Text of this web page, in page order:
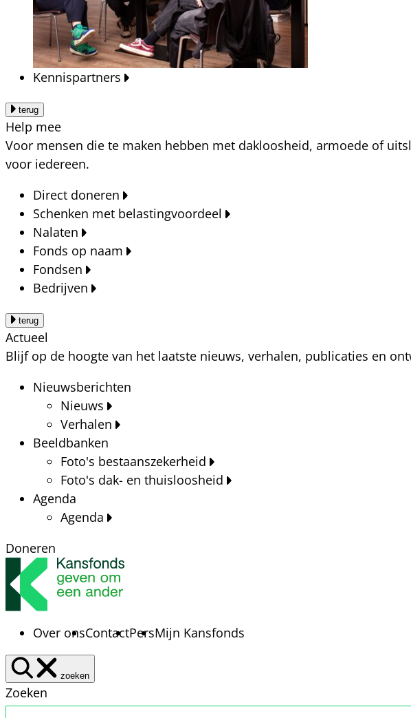
Kennispartners
terug
Help mee
Voor mensen die te maken hebben met dakloosheid, armoede of
voor iedereen.
Direct doneren
Schenken met belastingvoordeel
Nalaten
Fonds op naam
Fondsen
Bedrijven
terug
Actueel
Blijf op de hoogte van het laatste nieuws, verhalen, publicaties en
Nieuwsberichten
Nieuws
Verhalen
Beeldbanken
Foto's bestaanszekerheid
Foto's dak- en thuisloosheid
Agenda
Agenda
Doneren
Over onsContactPersMijn Kansfonds
zoeken
Zoeken